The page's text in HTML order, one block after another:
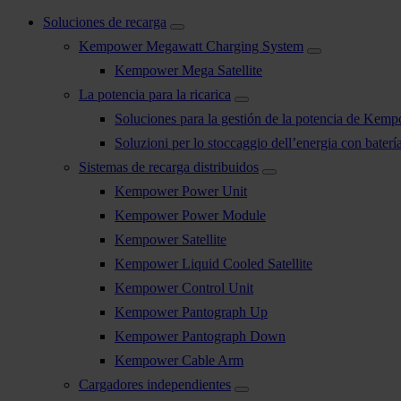
Soluciones de recarga
Kempower Megawatt Charging System
Kempower Mega Satellite
La potencia para la ricarica
Soluciones para la gestión de la potencia de
Soluzioni per lo stoccaggio dell’energia con
Sistemas de recarga distribuidos
Kempower Power Unit
Kempower Power Module
Kempower Satellite
Kempower Liquid Cooled Satellite
Kempower Control Unit
Kempower Pantograph Up
Kempower Pantograph Down
Kempower Cable Arm
Cargadores independientes